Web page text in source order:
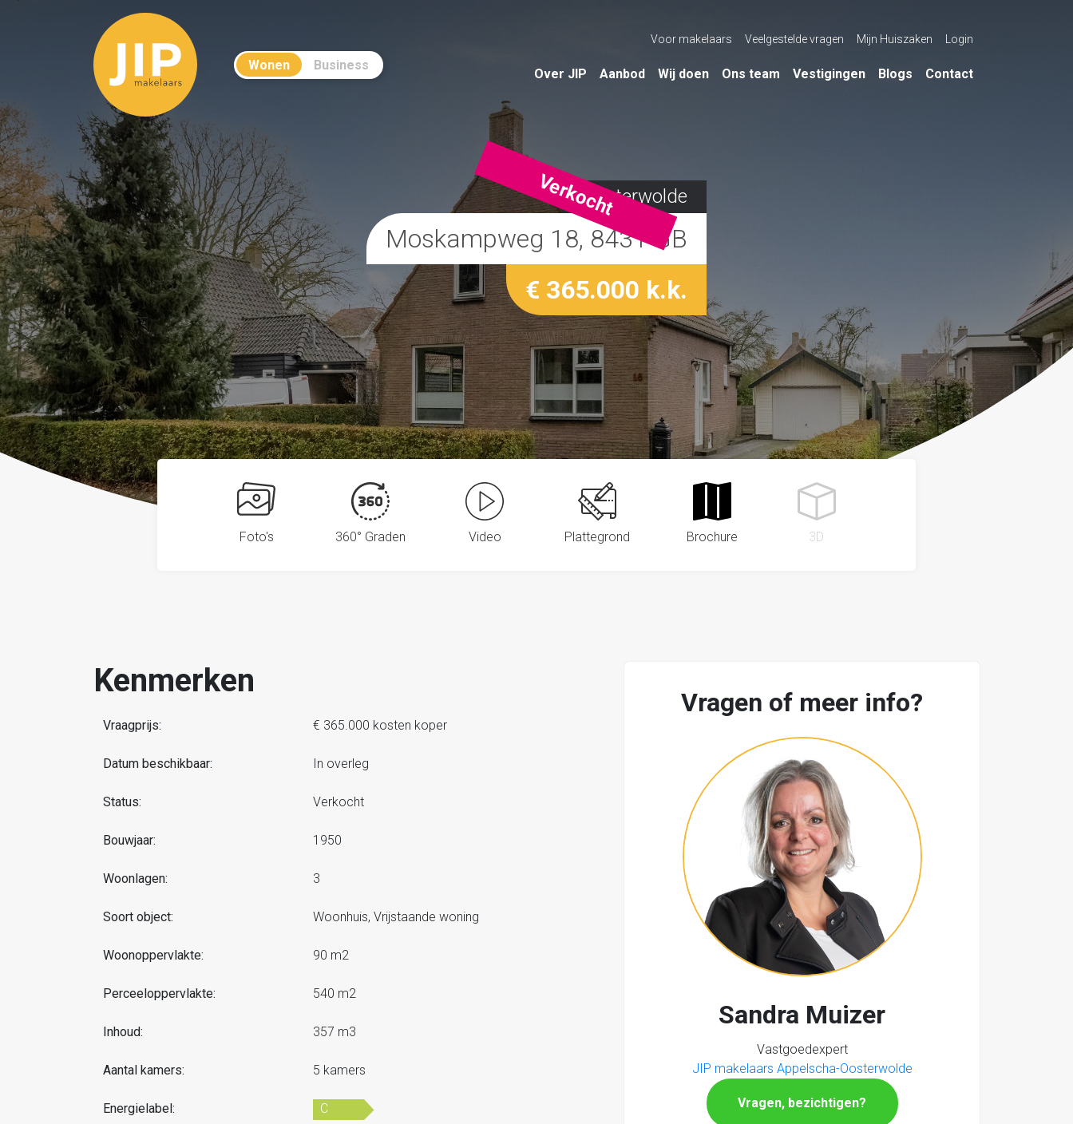
Wonen Business
Voor makelaars Veelgestelde vragen Mijn Huiszaken Login
Over JIP Aanbod Wij doen Ons team Vestigingen Blogs Contact
Oosterwolde
Verkocht
Moskampweg 18, 8431 GB
€ 365.000 k.k.
Foto's 360° Graden Video Plattegrond Brochure 3D
Kenmerken
Vraagprijs: € 365.000 kosten koper
Datum beschikbaar: In overleg
Status: Verkocht
Bouwjaar: 1950
Woonlagen: 3
Soort object: Woonhuis, Vrijstaande woning
Woonoppervlakte: 90 m2
Perceeloppervlakte: 540 m2
Inhoud: 357 m3
Aantal kamers: 5 kamers
Energielabel: C
Vragen of meer info?
Sandra Muizer
Vastgoedexpert
JIP makelaars Appelscha-Oosterwolde
Vragen, bezichtigen?